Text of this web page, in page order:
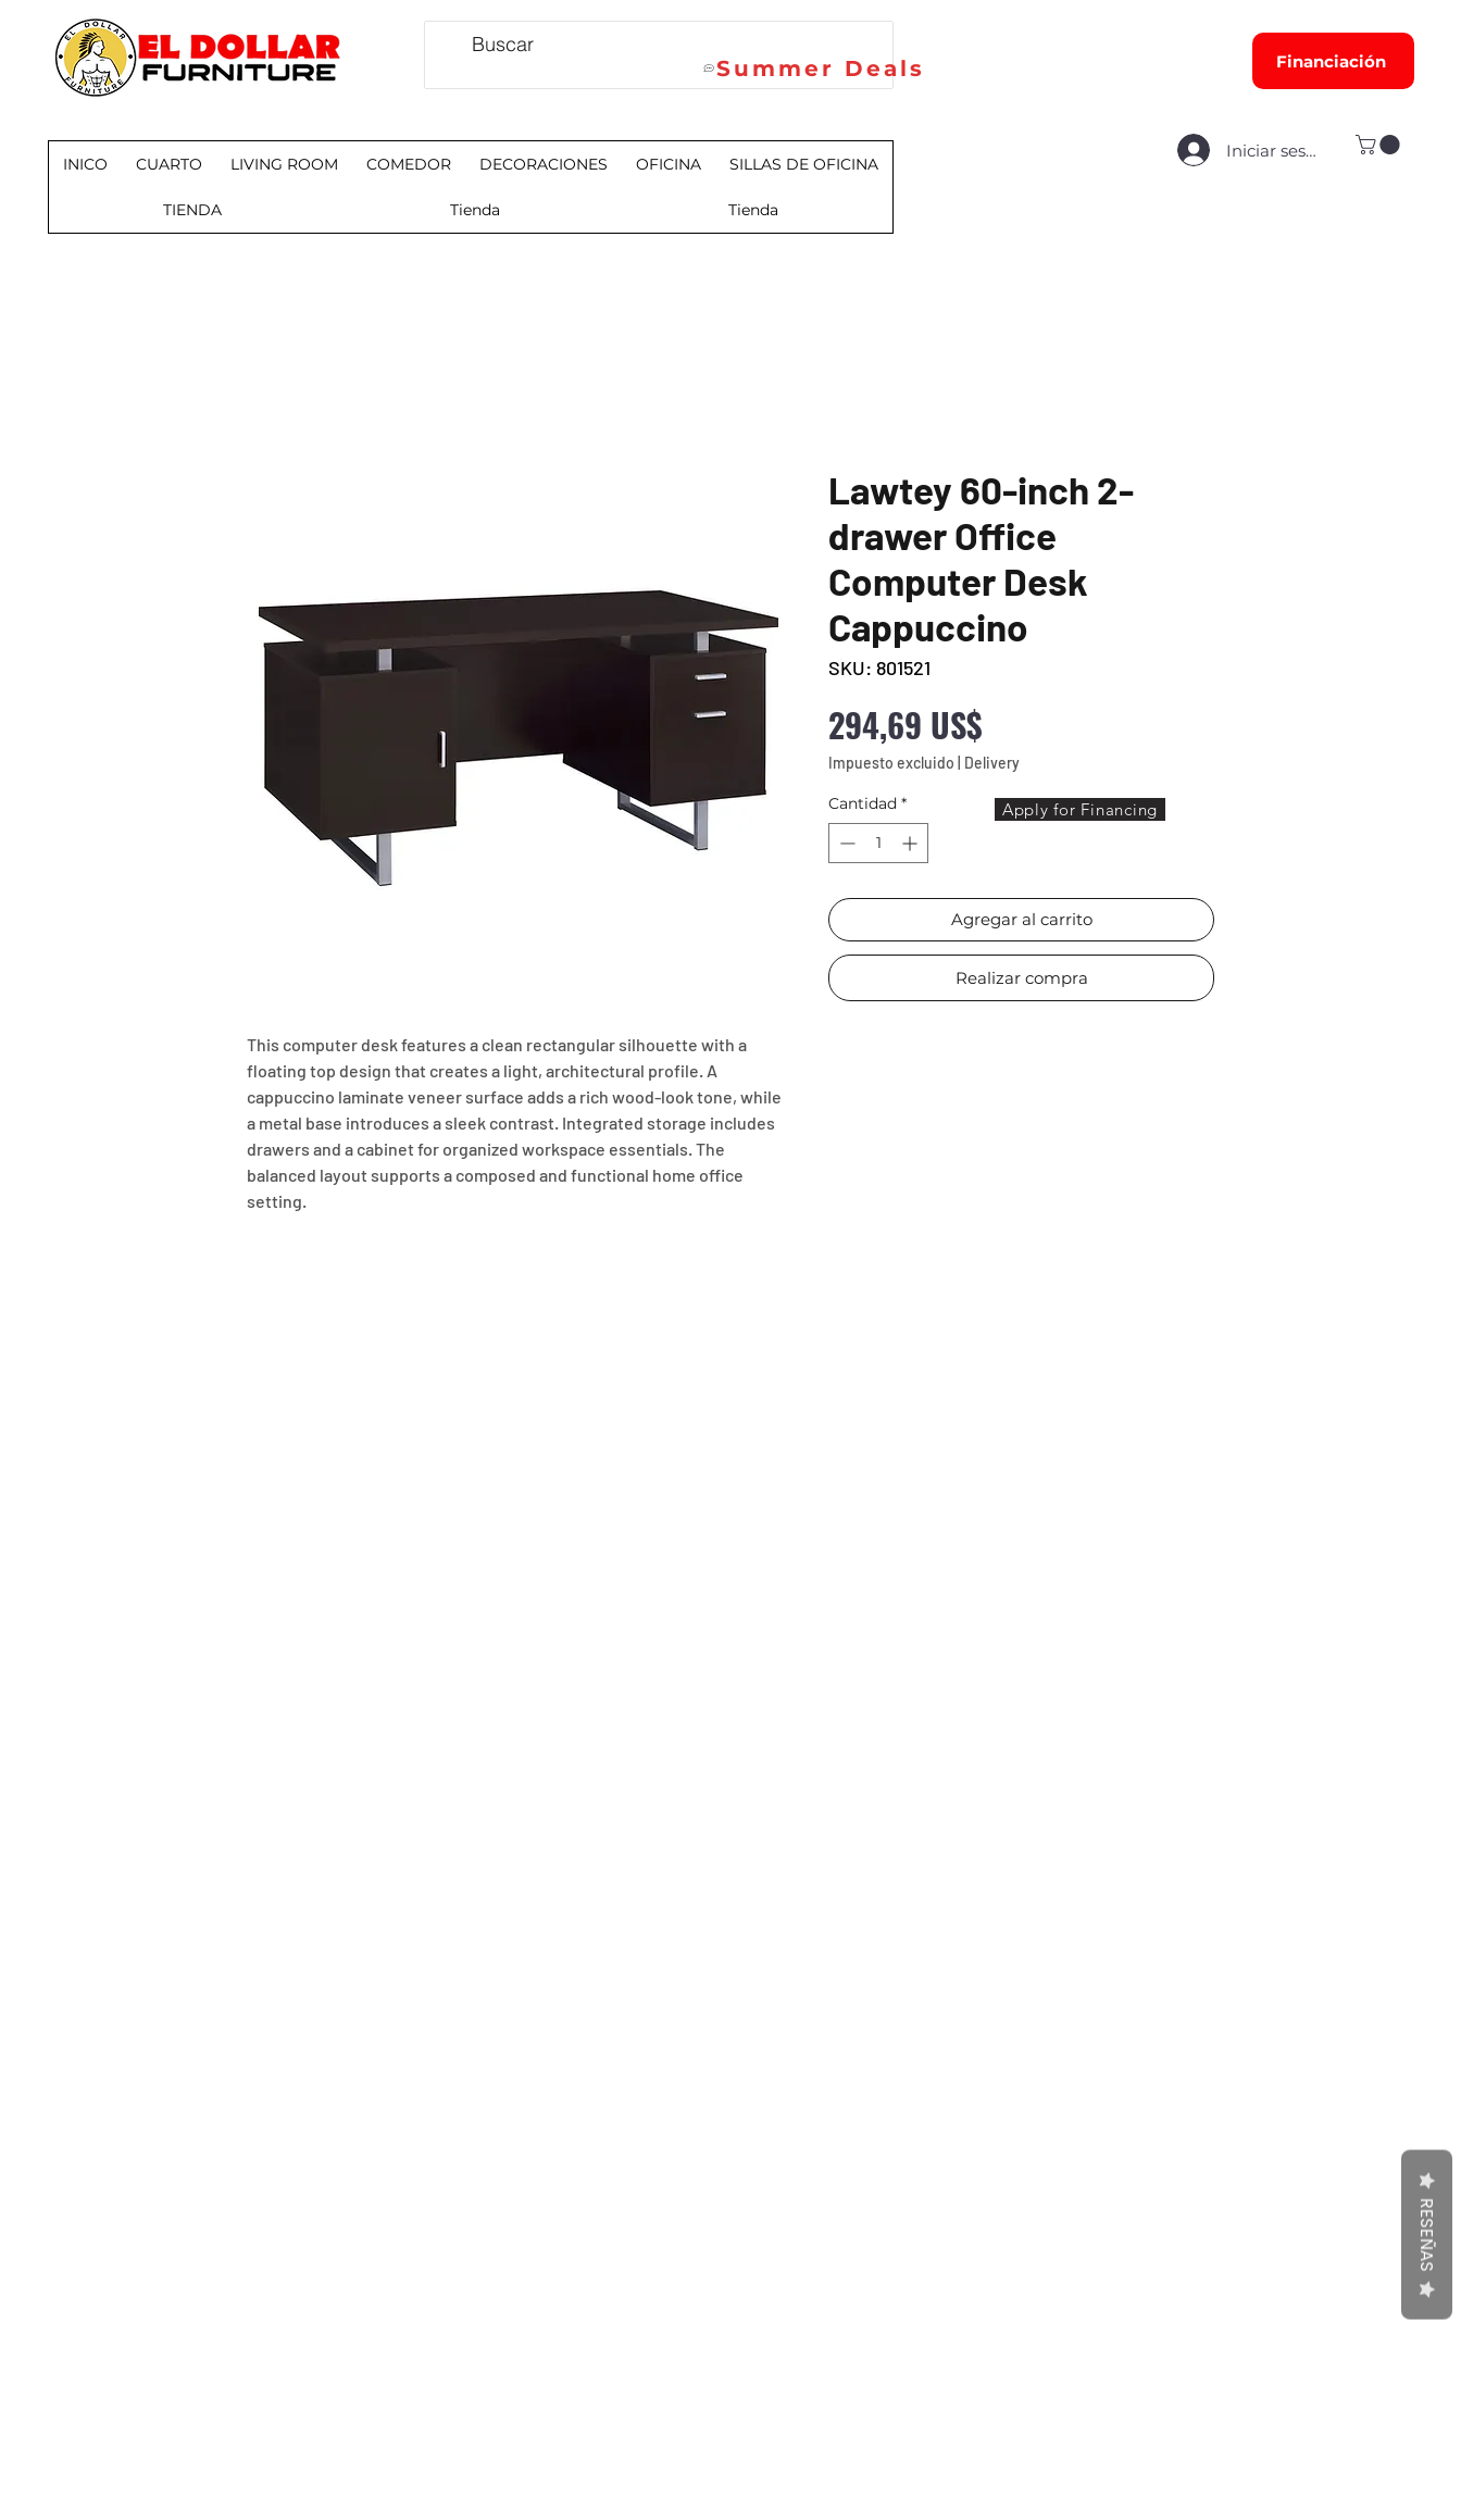
Summer Deals Financiación
INICO CUARTO LIVING ROOM COMEDOR DECORACIONES OFICINA SILLAS DE OFICINA
TIENDA Tienda Tienda
Iniciar sesión
This computer desk features a clean rectangular silhouette with a
floating top design that creates a light, architectural profile. A
cappuccino laminate veneer surface adds a rich wood-look tone, while
a metal base introduces a sleek contrast. Integrated storage includes
drawers and a cabinet for organized workspace essentials. The
balanced layout supports a composed and functional home office
setting.
Lawtey 60-inch 2-
drawer Office
Computer Desk
Cappuccino
SKU: 801521
294,69 US$
Impuesto excluido Delivery
Cantidad *
Agregar al carrito
Realizar compra
Apply for Financing
RESEÑAS